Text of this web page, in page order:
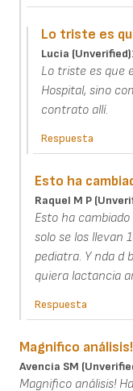
Lo triste es
Lucia (unverified)
Lo triste es que
Hospital, sino
contrato allí.
Respuesta
Esto ha
Raquel M P
Esto ha
solo se los llevan
pediatra. Y nda d
quiera lactancia
Respuesta
Magnifico
Avencia SM
Magnifico análisis!